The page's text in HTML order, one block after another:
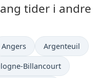
tider i andre
Angers Argenteuil
Billancourt